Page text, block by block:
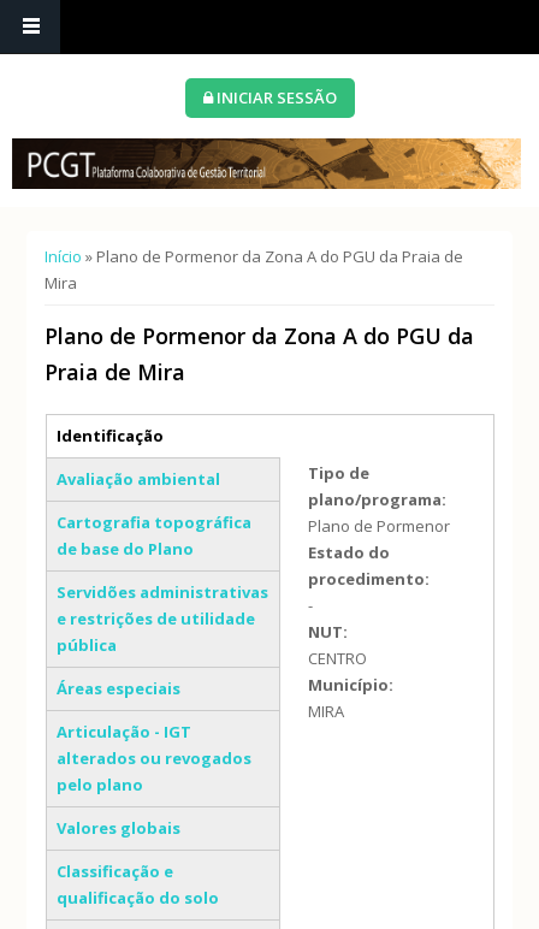
INICIAR SESSÃO
Está aqui
Início » Plano de Pormenor da Zona A do PGU da Praia de
Mira
Plano de Pormenor da Zona A do PGU da
Praia de Mira
Separadores verticais
Identificação
(separador ativo)
Avaliação ambiental
Cartografia topográfica
de base do Plano
Servidões administrativas
e restrições de utilidade
pública
Áreas especiais
Articulação - IGT
alterados ou revogados
pelo plano
Valores globais
Classificação e
qualificação do solo
Tipo de
plano/programa:
Plano de Pormenor
Estado do
procedimento:
-
NUT:
CENTRO
Município:
MIRA